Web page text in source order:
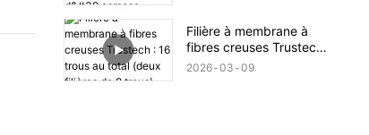
Filière à membrane à
fibres creuses Trustech :
16 trous au total (deux
2026 03 09